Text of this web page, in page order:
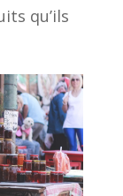
qu’ils